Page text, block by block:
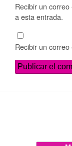
Recibir un
a esta entrada.
Recibir un